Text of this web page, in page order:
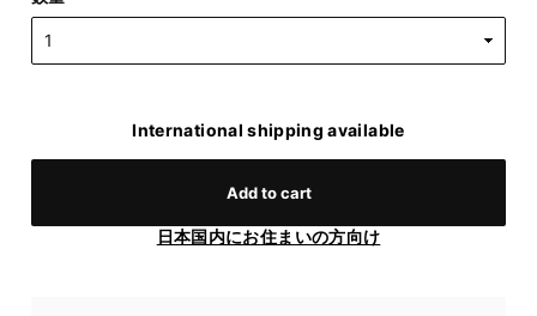
International shipping available
Add to cart
日本国内にお住まいの方向け